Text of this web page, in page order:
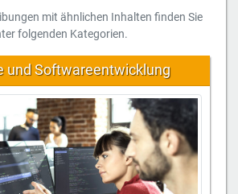
mit ähnlichen Inhalten finden Sie
folgenden Kategorien.
und Softwareentwicklung